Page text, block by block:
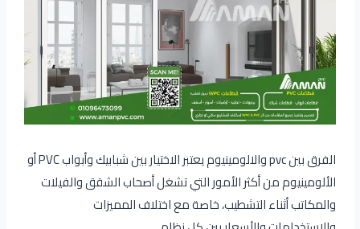
الفرق بين pvc والالومينيوم
يعتبر الاختيار بين شبابيك وأبواب PVC أو
الألومينيوم من أكثر الأمور التي تشغل أصحاب الشقق والفيلات
والمكاتب أثناء التشطيب، خاصة مع اختلاف المميزات